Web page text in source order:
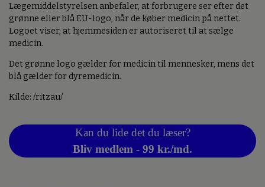
Lægemiddelstyrelsen anbefaler, at forbrugere ser efter det
grønne eller blå EU-logo, når de køber medicin på nettet.
Logoet viser, at hjemmesiden er autoriseret til at sælge
medicin.
Det grønne logo gælder for medicin til mennesker, mens det
blå gælder for dyremedicin.
Kilde: /ritzau/
Kan du lide det du læser?
Bliv medlem - 99 kr./md.